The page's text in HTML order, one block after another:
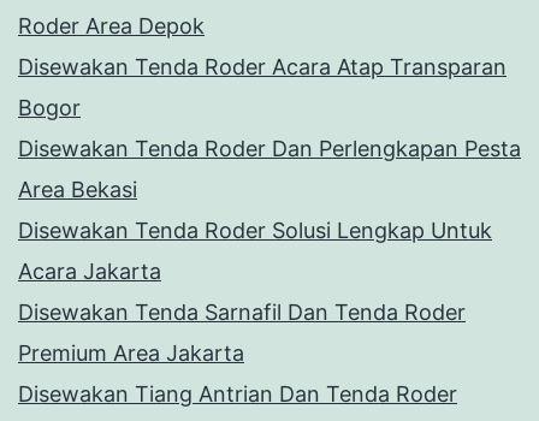
Roder Area Depok
Disewakan Tenda Roder Acara Atap Transparan
Bogor
Disewakan Tenda Roder Dan Perlengkapan Pesta
Area Bekasi
Disewakan Tenda Roder Solusi Lengkap Untuk
Acara Jakarta
Disewakan Tenda Sarnafil Dan Tenda Roder
Premium Area Jakarta
Disewakan Tiang Antrian Dan Tenda Roder